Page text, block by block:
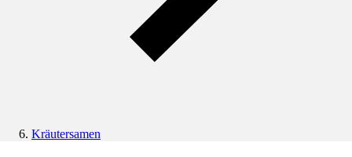
Kräutersamen